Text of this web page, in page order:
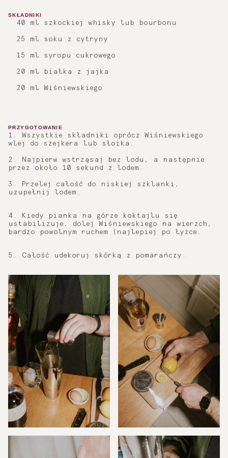
SKŁADNIKI
40 ml szkockiej whisky lub bourbonu
25 ml soku z cytryny
15 ml syropu cukrowego
20 ml białka z jajka
20 ml Wiśniewskiego
PRZYGOTOWANIE
1. Wszystkie składniki oprócz Wiśniewskiego
wlej do szejkera lub słoika.
2. Najpierw wstrząsaj bez lodu, a następnie
przez około 10 sekund z lodem.
3. Przelej całość do niskiej szklanki,
uzupełnij lodem.
4. Kiedy pianka na górze koktajlu się
ustabilizuje, dolej Wiśniewskiego na wierzch,
bardzo powolnym ruchem (najlepiej po łyżce.
5. Całość udekoruj skórką z pomarańczy.